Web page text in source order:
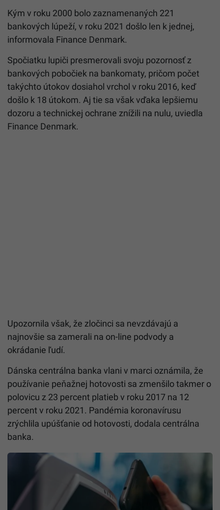
Kým v roku 2000 bolo zaznamenaných 221
bankových lúpeží, v roku 2021 došlo len k jednej,
informovala Finance Denmark.
Spočiatku lupiči presmerovali svoju pozornosť z
bankových pobočiek na bankomaty, pričom počet
takýchto útokov dosiahol vrchol v roku 2016, keď
došlo k 18 útokom. Aj tie sa však vďaka lepšiemu
dozoru a technickej ochrane znížili na nulu, uviedla
Finance Denmark.
Upozornila však, že zločinci sa nevzdávajú a
najnovšie sa zamerali na on-line podvody a
okrádanie ľudí.
Dánska centrálna banka vlani v marci oznámila, že
používanie peňažnej hotovosti sa zmenšilo takmer o
polovicu z 23 percent platieb v roku 2017 na 12
percent v roku 2021. Pandémia koronavírusu
zrýchlila upúšťanie od hotovosti, dodala centrálna
banka.